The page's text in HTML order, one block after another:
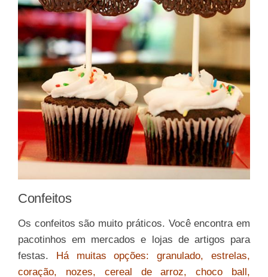
Confeitos
Os confeitos são muito práticos. Você encontra em
pacotinhos em mercados e lojas de artigos para
festas. Há muitas opções: granulado, estrelas,
coração, nozes, cereal de arroz, choco ball,